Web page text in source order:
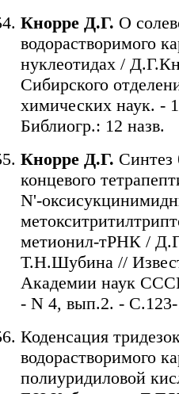
Кнорре Д.Г. О
водорастворимого
нуклеотидах /
Сибирского
химических наук. -
Библиогр.: 12 назв.
Кнорре Д.Г. Синтез
концевого
N'-
метионил-тРНК /
Т.Н.Шубина //
Академии наук
- N 4, вып.2. - С.123-
Коденсация
водорастворимого
полиуридиловой